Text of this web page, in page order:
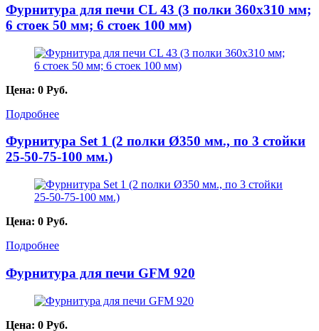
Фурнитура для печи CL 43 (3 полки 360x310 мм;
6 стоек 50 мм; 6 стоек 100 мм)
Цена: 0 Руб.
Подробнее
Фурнитура Set 1 (2 полки Ø350 мм., по 3 стойки
25-50-75-100 мм.)
Цена: 0 Руб.
Подробнее
Фурнитура для печи GFM 920
Цена: 0 Руб.